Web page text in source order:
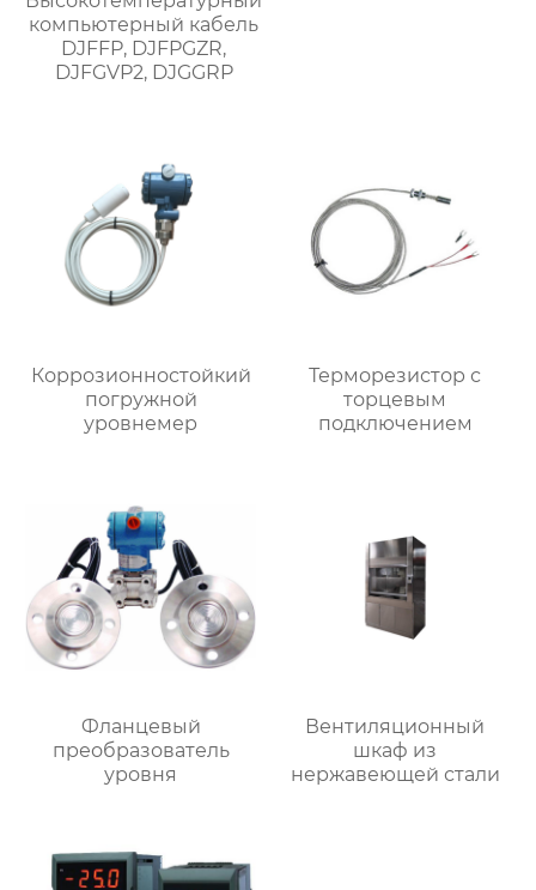
компьютерный кабель
DJFFP, DJFPGZR,
DJFGVP2, DJGGRP
Коррозионностойкий
погружной
уровнемер
Терморезистор с
торцевым
подключением
Фланцевый
преобразователь
уровня
Вентиляционный
шкаф из
нержавеющей стали